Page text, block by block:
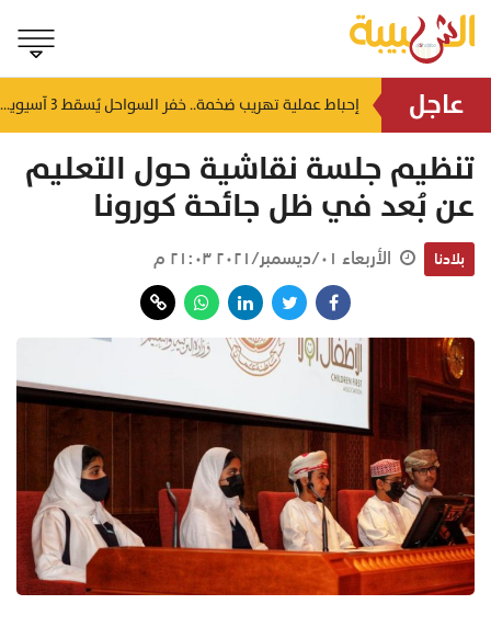
عاجل منذ ٤ ساعات إحباط عملية تهريب ضخمة.. خفر السواحل يُسقط 3 آسيويين بحوزتهم 66 كجم من الكريستال
تنظيم جلسة نقاشية حول التعليم
عن بُعد في ظل جائحة كورونا
بلادنا الأربعاء ٠١/ديسمبر/٢٠٢١ ٢١:٠٣ م